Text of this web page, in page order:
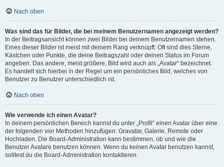
Nach oben
Was sind das für Bilder, die bei meinem Benutzernamen angezeigt werden?
In der Beitragsansicht können zwei Bilder bei deinem Benutzernamen stehen.
Eines dieser Bilder ist meist mit deinem Rang verknüpft: Oft sind dies Sterne,
Kästchen oder Punkte, die deine Beitragszahl oder deinen Status im Forum
angeben. Das andere, meist größere, Bild wird auch als „Avatar“ bezeichnet.
Es handelt sich hierbei in der Regel um ein persönliches Bild, welches von
Benutzer zu Benutzer unterschiedlich ist.
Nach oben
Wie verwende ich einen Avatar?
In deinem persönlichen Bereich kannst du unter „Profil“ einen Avatar über eine
der folgenden vier Methoden hinzufügen: Gravatar, Galerie, Remote oder
Hochladen. Die Board-Administration kann bestimmen, ob und wie die
Benutzer Avatare benutzen können. Wenn du keinen Avatar benutzen kannst,
solltest du die Board-Administration kontaktieren.